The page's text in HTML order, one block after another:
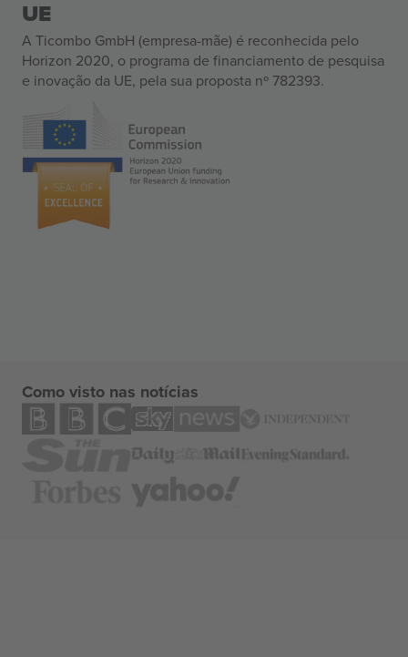
UE
A Ticombo GmbH (empresa-mãe) é reconhecida pelo
Horizon 2020, o programa de financiamento de pesquisa
e inovação da UE, pela sua proposta nº 782393.
Como visto nas notícias